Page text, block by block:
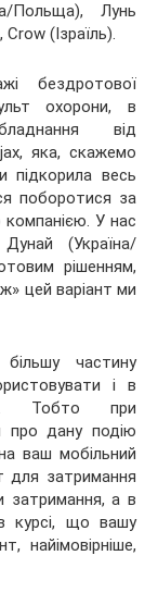
Польща), Лунь
(Ізраїль).
бездротової
охорони, в
від
яка, скажемо
підкорила весь
поборотися за
компанією. У нас
(Україна/
рішенням,
цей варіант ми
частину
і в
Тобто при
про дану подію
ваш мобільний
для затримання
затримання, а в
курсі, що вашу
найімовірніше,